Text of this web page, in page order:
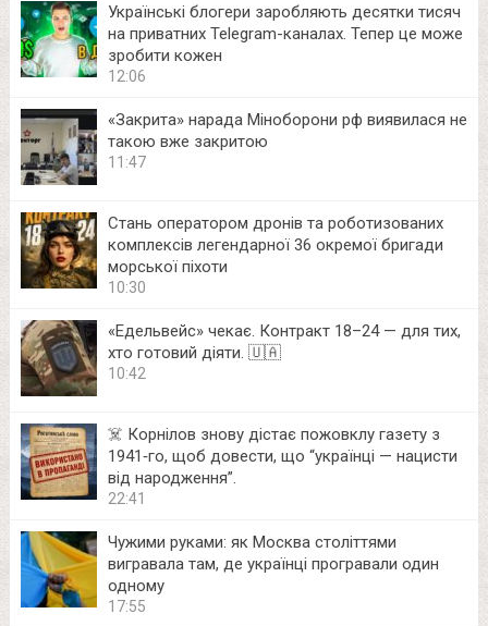
Українські блогери заробляють десятки тисяч
на приватних Telegram-каналах. Тепер це може
зробити кожен
12:06
«Закрита» нарада Міноборони рф виявилася не
такою вже закритою
11:47
Стань оператором дронів та роботизованих
комплексів легендарної 36 окремої бригади
морської піхоти
10:30
«Едельвейс» чекає. Контракт 18–24 — для тих,
хто готовий діяти. 🇺🇦
10:42
☠️ Корнілов знову дістає пожовклу газету з
1941‑го, щоб довести, що “українці — нацисти
від народження”.
22:41
Чужими руками: як Москва століттями
вигравала там, де українці програвали один
одному
17:55